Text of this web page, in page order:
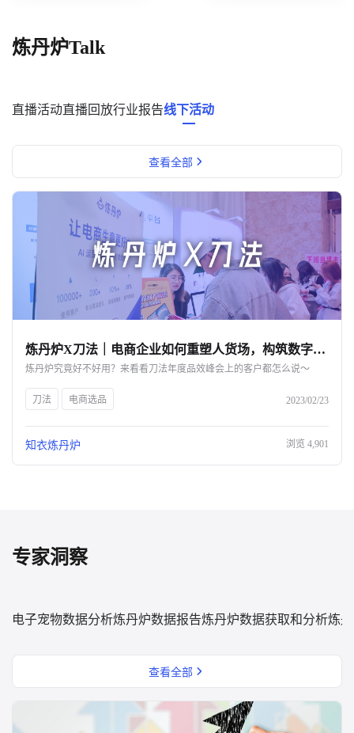
数据中心
消费者说
解决方案
金融市场解决方案
电商解决方案
资源中心
新闻中心
活动中心
关于我们
公司介绍
商机推荐
炼丹炉Talk
直播活动直播回放行业报告线下活动
查看全部
炼丹炉X刀法｜电商企业如何重塑人货场，构筑数字化护城河？-杭州知衣科技
炼丹炉究竟好不好用？来看看刀法年度品效峰会上的客户都怎么说～
刀法 电商选品 2023/02/23
知衣炼丹炉 浏览 4,901
专家洞察
电子宠物数据分析炼丹炉数据报告炼丹炉数据获取和分析炼
查看全部